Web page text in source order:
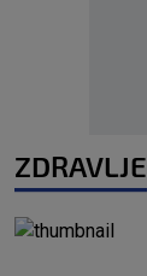
ZDRAVLJE